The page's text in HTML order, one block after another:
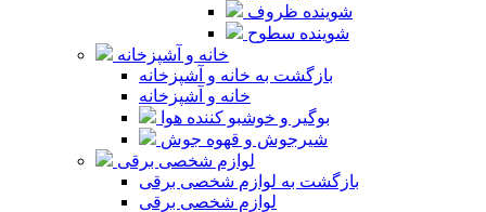
شوینده ظروف
شوینده سطوح
خانه و آشپزخانه
بازگشت به خانه و آشپزخانه
خانه و آشپزخانه
بوگیر و خوشبو کننده هوا
شیرجوش و قهوه جوش
لوازم شخصی برقی
بازگشت به لوازم شخصی برقی
لوازم شخصی برقی